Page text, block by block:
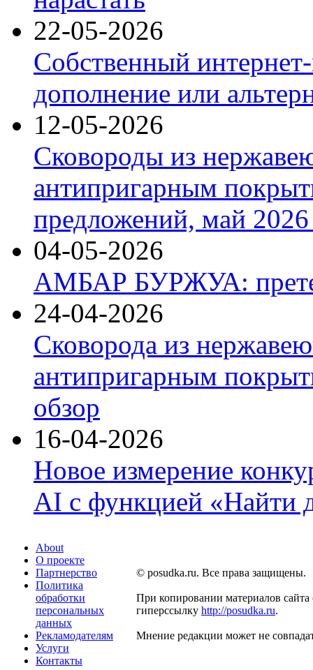
22-05-2026
Собственный
дополнение или
12-05-2026
Сковороды из
антипригарным
предложений, май 2026
04-05-2026
АМБАР БУРЖУА:
24-04-2026
Сковорода из
антипригарным
обзор
16-04-2026
Новое измерение
AI с функцией «Найти
About
О проекте
Партнерство
Политика
обработки
персональных
данных
Рекламодателям
Услуги
Контакты
© posudka.ru. Все права защищены.
При копировании материалов сайта
гиперссылку http://posudka.ru.
Мнение редакции может не